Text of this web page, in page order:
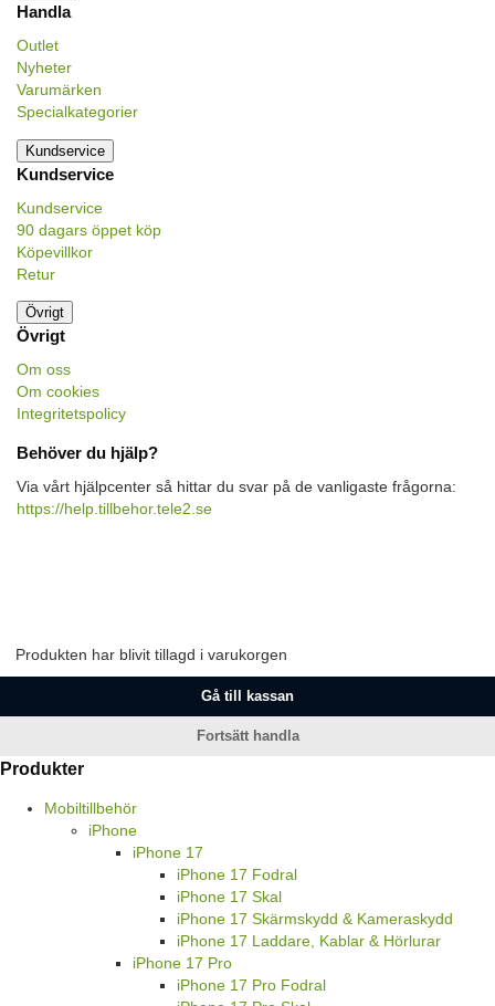
Handla
Outlet
Nyheter
Varumärken
Specialkategorier
Kundservice
Kundservice
Kundservice
90 dagars öppet köp
Köpevillkor
Retur
Övrigt
Övrigt
Om oss
Om cookies
Integritetspolicy
Behöver du hjälp?
Via vårt hjälpcenter så hittar du svar på de vanligaste frågorna:
https://help.tillbehor.tele2.se
Produkten har blivit tillagd i varukorgen
Gå till kassan
Fortsätt handla
Produkter
Mobiltillbehör
iPhone
iPhone 17
iPhone 17 Fodral
iPhone 17 Skal
iPhone 17 Skärmskydd & Kameraskydd
iPhone 17 Laddare, Kablar & Hörlurar
iPhone 17 Pro
iPhone 17 Pro Fodral